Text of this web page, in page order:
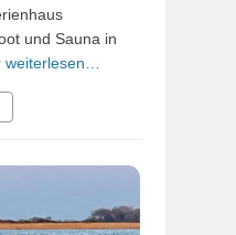
und Sauna in
weiterlesen…